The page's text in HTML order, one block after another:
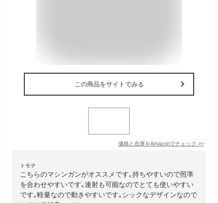
この商品をサイトでみる
価格と在庫をAmazonでチェック >>
トモチ
こちらのマシンガンがオススメです｡持ちやすいので照準
を合わせやすいです｡連射も可能なのでとても使いやすい
です｡軽量なので動きやすいです｡シックなデザインなので